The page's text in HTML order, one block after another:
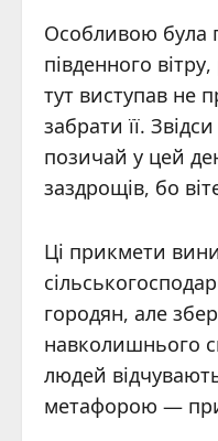
Особливою була
південного
тут виступав не
забрати її.
позичай у цей
заздрощів, бо
Ці прикмети
городян, але
навколишнього
людей
метафорою —